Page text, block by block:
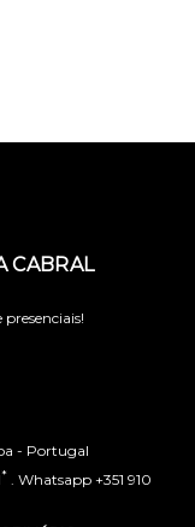
CABRAL
presenciais!
- Portugal
* . Whatsapp +351 910